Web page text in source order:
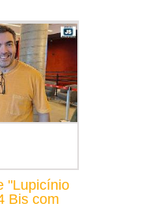
"Lupicínio
Bis com